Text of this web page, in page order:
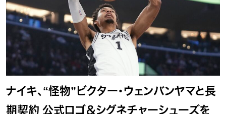
ナイキ、“怪物”ビクター・ウェンバンヤマと長
期契約 公式ロゴ＆シグネチャーシューズを